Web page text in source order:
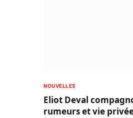
NOUVELLES
Eliot Deval
rumeurs et vie